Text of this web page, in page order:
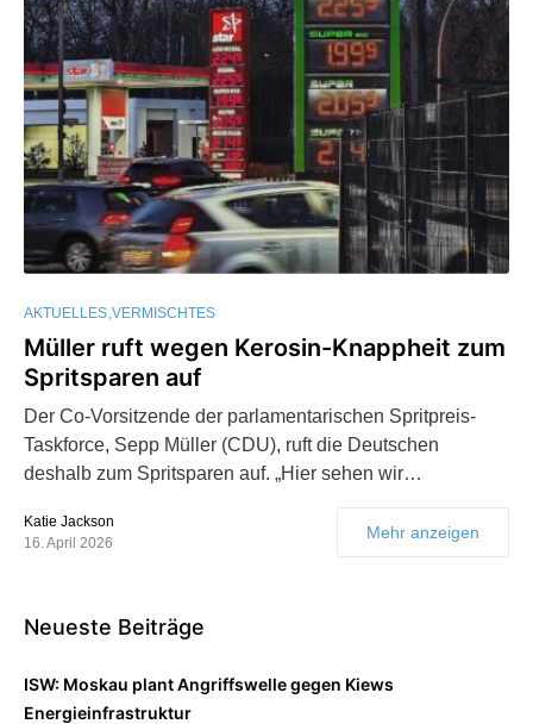
AKTUELLES VERMISCHTES
Müller ruft wegen Kerosin-Knappheit zum
Spritsparen auf
Der Co-Vorsitzende der parlamentarischen Spritpreis-
Taskforce, Sepp Müller (CDU), ruft die Deutschen
deshalb zum Spritsparen auf. „Hier sehen wir…
Katie Jackson
16. April 2026
Mehr anzeigen
Neueste Beiträge
ISW: Moskau plant Angriffswelle gegen Kiews
Energieinfrastruktur